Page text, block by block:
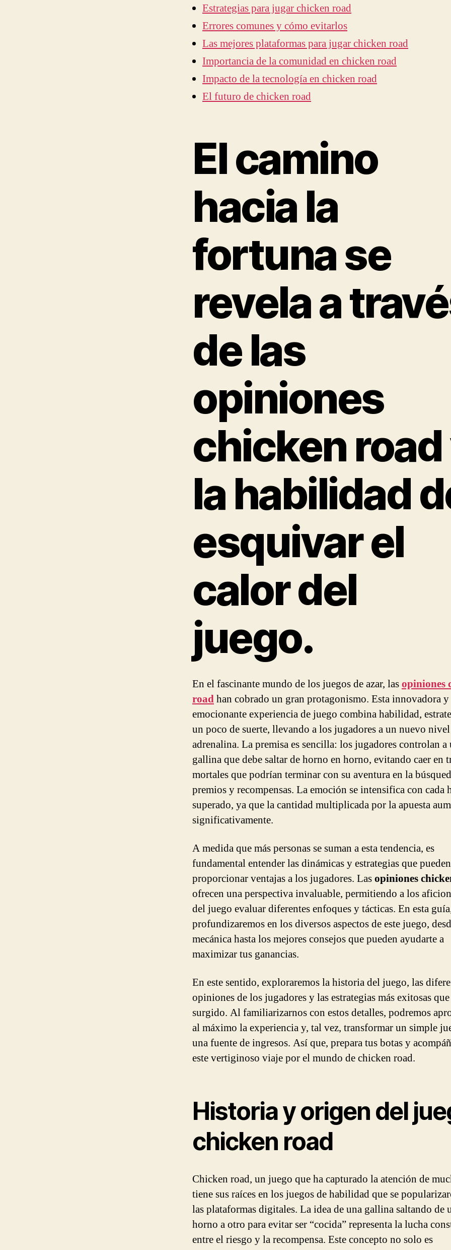
Estrategias para jugar chicken road
Errores comunes y cómo evitarlos
Las mejores plataformas para jugar chicken road
Importancia de la comunidad en chicken road
Impacto de la tecnología en chicken road
El futuro de chicken road
El camino
hacia la
fortuna se
revela a
de las
opiniones
chicken road
la habilidad
esquivar el
calor del
juego.
En el fascinante mundo de los juegos de azar, lasopiniones
roadhan cobrado un gran protagonismo. Esta innovadora y
emocionante experiencia de juego combina habilidad,
un poco de suerte, llevando a los jugadores a un nuevo
adrenalina. La premisa es sencilla: los jugadores controlan a
gallina que debe saltar de horno en horno, evitando caer en
mortales que podrían terminar con su aventura en la
premios y recompensas. La emoción se intensifica con cada
superado, ya que la cantidad multiplicada por la apuesta
significativamente.
A medida que más personas se suman a esta tendencia, es
fundamental entender las dinámicas y estrategias que pueden
proporcionar ventajas a los jugadores. Lasopiniones
ofrecen una perspectiva invaluable, permitiendo a los
del juego evaluar diferentes enfoques y tácticas. En esta
profundizaremos en los diversos aspectos de este juego,
mecánica hasta los mejores consejos que pueden ayudarte a
maximizar tus ganancias.
En este sentido, exploraremos la historia del juego, las
opiniones de los jugadores y las estrategias más exitosas
surgido. Al familiarizarnos con estos detalles, podremos
al máximo la experiencia y, tal vez, transformar un simple
una fuente de ingresos. Así que, prepara tus botas y
este vertiginoso viaje por el mundo de chicken road.
Historia y origen del
chicken road
Chicken road, un juego que ha capturado la atención de
tiene sus raíces en los juegos de habilidad que se
las plataformas digitales. La idea de una gallina saltando de
horno a otro para evitar ser “cocida” representa la lucha
entre el riesgo y la recompensa. Este concepto no solo es